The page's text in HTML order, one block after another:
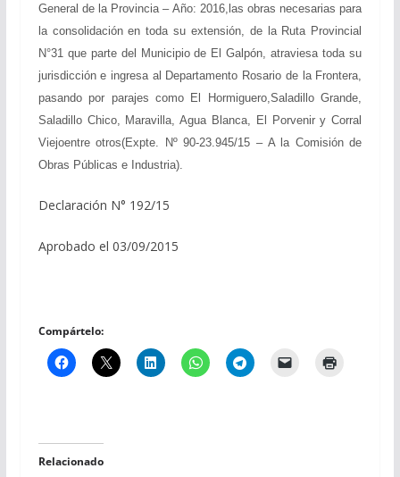
General de la Provincia – Año: 2016,las obras necesarias para
la consolidación en toda su extensión, de la Ruta Provincial
N°31 que parte del Municipio de El Galpón, atraviesa toda su
jurisdicción e ingresa al Departamento Rosario de la Frontera,
pasando por parajes como El Hormiguero,Saladillo Grande,
Saladillo Chico, Maravilla, Agua Blanca, El Porvenir y Corral
Viejoentre otros(Expte. Nº 90-23.945/15 – A la Comisión de
Obras Públicas e Industria).
Declaración N° 192/15
Aprobado el 03/09/2015
Compártelo:
Relacionado